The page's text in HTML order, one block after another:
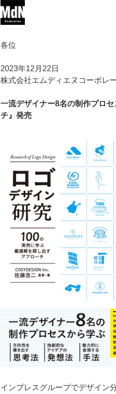
各位
2023年12月22日
株式会社エムディエヌコーポレ
一流デザイナー8名の制作プロ
チ』発売
インプレスグループでデザイン